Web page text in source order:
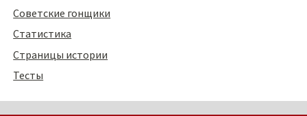
Советские гонщики
Статистика
Страницы истории
Тесты